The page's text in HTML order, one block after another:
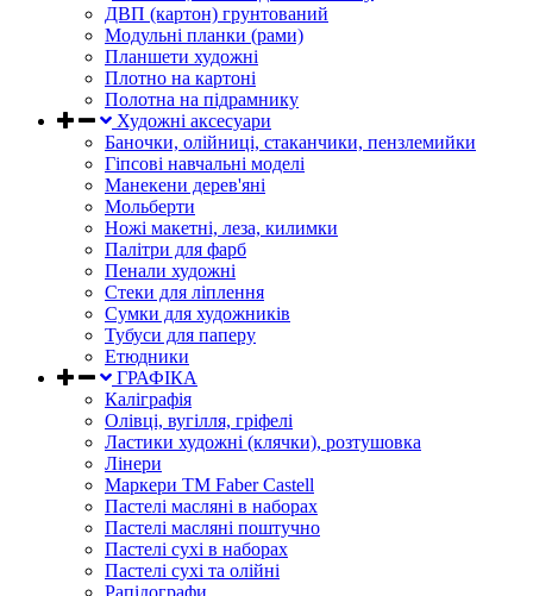
ДВП (картон) грунтований
Модульні планки (рами)
Планшети художні
Плотно на картоні
Полотна на підрамнику
Художні аксесуари
Баночки, олійниці, стаканчики, пензлемийки
Гіпсові навчальні моделі
Манекени дерев'яні
Мольберти
Ножі макетні, леза, килимки
Палітри для фарб
Пенали художні
Стеки для ліплення
Сумки для художників
Тубуси для паперу
Етюдники
ГРАФІКА
Каліграфія
Олівці, вугілля, гріфелі
Ластики художні (клячки), розтушовка
Лінери
Маркери TM Faber Castell
Пастелі масляні в наборах
Пастелі масляні поштучно
Пастелі сухі в наборах
Пастелі сухі та олійні
Рапідографи